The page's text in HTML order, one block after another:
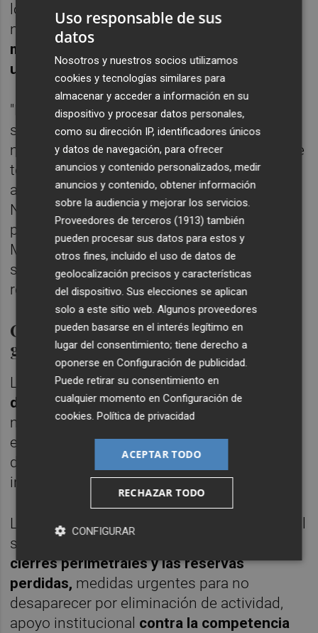
los proveedores nos hayan reembolsado
nada.
Las aerolíneas nos deben 300
millones de euros. Necesitamos ayuda
urgente o desapareceremos",lamenta.
"El único movimiento que tenemos ahora
son los viajes de regreso a sus países de
muchos ciudadanos de Latinoamérica sobre
todo y confiamos en poder organizar alguna
actividad dentro de la Región estas
Navidades, ya que habrá cierre perimetral,
pero no son suficientes para subsistir.
Muchas agencias han tenido que cerrar y lo
seguirán haciendo si no nos ayudan",
remarca Blasco.
Compensaciones y un fondo de
garantía
La
imposibilidad de realizar
desplazamientos fuera de la Región,
medidas de cuarentena, así como el miedo
entre la población, han sido los encargados
de tumbar las principales fuentes de
ingresos para estas empresas.
Las peticiones que hacen al Gobierno central
son
cierres perimetrales y las reservas
perdidas, medidas urgentes para no
desaparecer por eliminación de actividad,
apoyo institucional contra la competencia
Uso responsable de sus
datos
Nosotros y nuestros socios utilizamos
cookies y tecnologías similares para
almacenar y acceder a información en su
dispositivo y procesar datos personales,
como su dirección IP, identificadores únicos
y datos de navegación, para ofrecer
anuncios y contenido personalizados, medir
anuncios y contenido, obtener información
sobre la audiencia y mejorar los servicios.
Proveedores de terceros (1913) también
pueden procesar sus datos para estos y
otros fines, incluido el uso de datos de
geolocalización precisos y características
del dispositivo. Sus elecciones se aplican
solo a este sitio web. Algunos proveedores
pueden basarse en el interés legítimo en
lugar del consentimiento; tiene derecho a
oponerse enConfiguración de publicidad
Puede retirar su consentimiento en
cualquier momento enConfiguración de
cookies .Política de privacidad
ACEPTAR TODO
RECHAZAR TODO
CONFIGURAR